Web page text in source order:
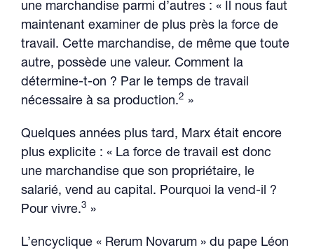
une marchandise parmi d’autres : « Il nous faut
maintenant examiner de plus près la force de
travail. Cette marchandise, de même que toute
autre, possède une valeur. Comment la
détermine-t-on ? Par le temps de travail
nécessaire à sa production.2 »
Quelques années plus tard, Marx était encore
plus explicite : « La force de travail est donc
une marchandise que son propriétaire, le
salarié, vend au capital. Pourquoi la vend-il ?
Pour vivre.3 »
L’encyclique « Rerum Novarum » du pape Léon